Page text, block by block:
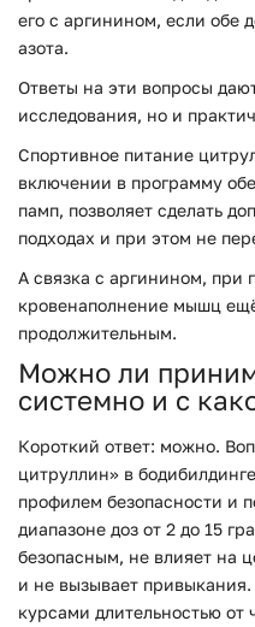
его с аргинином, если обе
азота.
Ответы на эти вопросы
исследования, но и
Спортивное питание
включении в программу
памп, позволяет сделать
подходах и при этом не
А связка с аргинином, при
кровенаполнение мышц
продолжительным.
Можно ли
системно и с
Короткий ответ: можно.
цитруллин» в
профилем безопасности и
диапазоне доз от 2 до 15
безопасным, не влияет на
и не вызывает
курсами длительностью от